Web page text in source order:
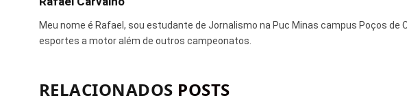
Meu nome é Rafael, sou estudante de Jornalismo na Puc Minas campus Poços de
esportes a motor além de outros campeonatos.
RELACIONADOS POSTS